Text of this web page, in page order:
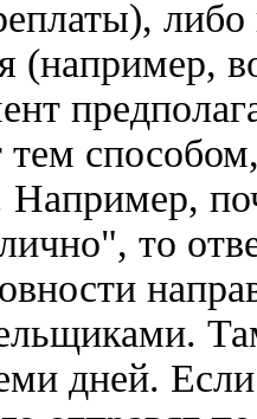
(например,
тем
то
дней.